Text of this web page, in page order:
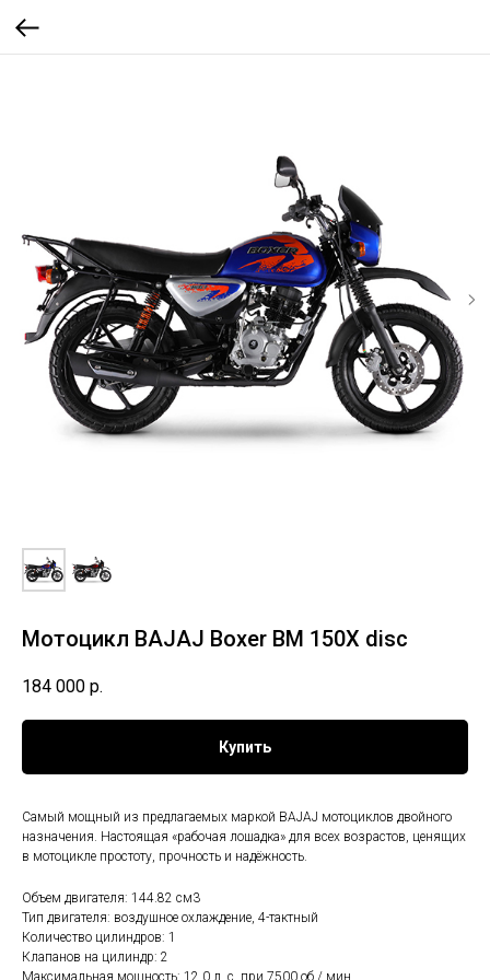
Мотоцикл BAJAJ Boxer BM 150X disc
184 000 р.
Купить
Самый мощный из предлагаемых маркой BAJAJ мотоциклов двойного
назначения. Настоящая «рабочая лошадка» для всех возрастов, ценящих
в мотоцикле простоту, прочность и надёжность.
Объем двигателя: 144.82 см3
Тип двигателя: воздушное охлаждение, 4-тактный
Количество цилиндров: 1
Клапанов на цилиндр: 2